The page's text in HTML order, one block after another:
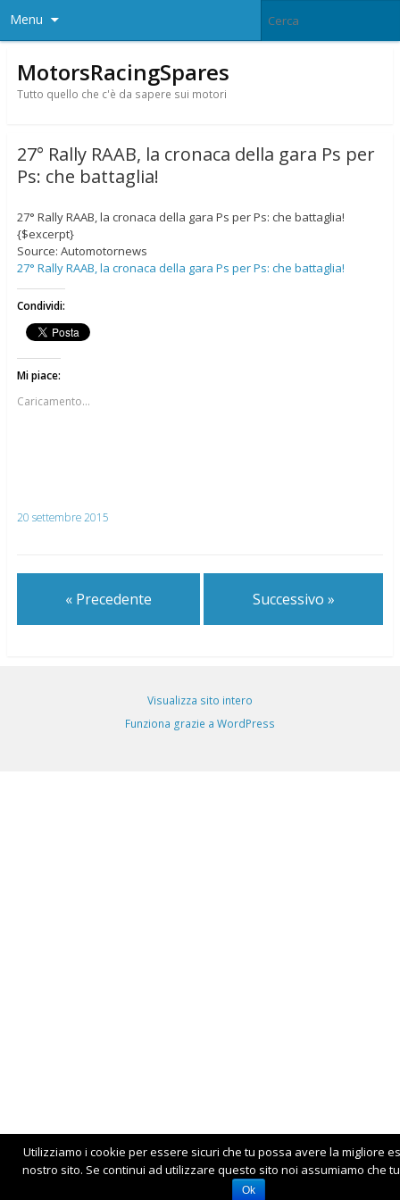
Menu
MotorsRacingSpares
Tutto quello che c'è da sapere sui motori
27° Rally RAAB, la cronaca della gara Ps per
Ps: che battaglia!
27° Rally RAAB, la cronaca della gara Ps per Ps: che battaglia!
{$excerpt}
Source: Automotornews
27° Rally RAAB, la cronaca della gara Ps per Ps: che battaglia!
Condividi:
Mi piace:
Caricamento...
20 settembre 2015
« Precedente Successivo »
Visualizza sito intero
Funziona grazie a WordPress
Utilizziamo i cookie per essere sicuri che tu possa avere la migliore
nostro sito. Se continui ad utilizzare questo sito noi assumiamo che
Ok